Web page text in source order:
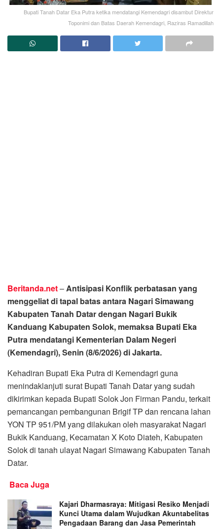
Bupati Tanah Datar Eka Putra ketika mendatangi Kemendagri disambut Direktur
Toponimi dan Batas Daerah Kemendagri, Raziras Ramadillah
Beritanda.net–Antisipasi Konflik perbatasan yang
menggeliat di tapal batas antara Nagari Simawang
Kabupaten Tanah Datar dengan Nagari Bukik
Kanduang Kabupaten Solok, memaksa Bupati Eka
Putra mendatangi Kementerian Dalam Negeri
(Kemendagri), Senin (8/6/2026) di Jakarta.
Kehadiran Bupati Eka Putra di Kemendagri guna
menindaklanjuti surat Bupati Tanah Datar yang sudah
dikirimkan kepada Bupati Solok Jon Firman Pandu, terkait
pemancangan pembangunan Brigif TP dan rencana lahan
YON TP 951/PM yang dilakukan oleh masyarakat Nagari
Bukik Kanduang, Kecamatan X Koto Diateh, Kabupaten
Solok di tanah ulayat Nagari Simawang Kabupaten Tanah
Datar.
Baca Juga
Kajari Dharmasraya: Mitigasi Resiko Menjadi
Kunci Utama dalam Wujudkan Akuntabelitas
Pengadaan Barang dan Jasa Pemerintah